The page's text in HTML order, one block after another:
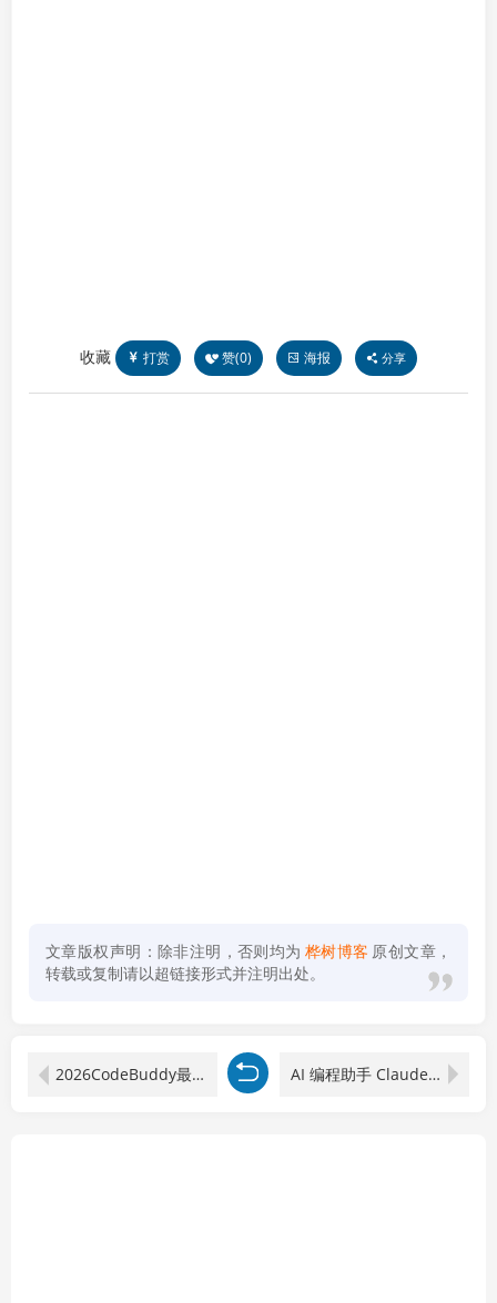
收藏 打赏 赞(0) 海报 分享
文章版权声明：除非注明，否则均为 桦树博客 原创文章，
转载或复制请以超链接形式并注明出处。
2026CodeBuddy最佳实践课，Skill/MCP 插件开发全流程，企业级 AI 实战教学 AI 编程助手 Claude Code 系统课，零基础到企业实战，Skill 搭建插件开发全流程教学